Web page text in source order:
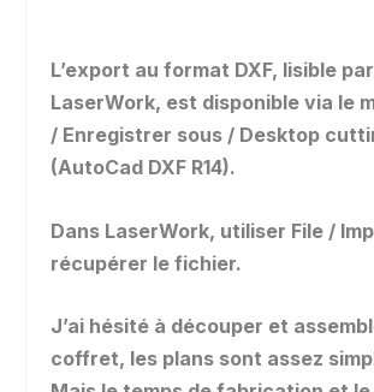
L’export au format DXF, lisible par
LaserWork, est disponible via le
/ Enregistrer sous / Desktop
(AutoCad DXF R14).
Dans LaserWork, utiliser File /
récupérer le fichier.
J’ai hésité à découper et
coffret, les plans sont assez